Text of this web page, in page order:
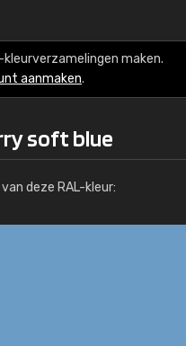
maken.
aanmaken.
soft blue
deze RAL-kleur:
RAL K7 op
Meer info /